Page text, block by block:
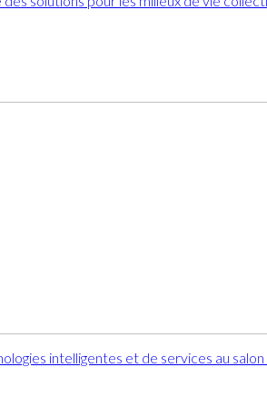
intelligentes et de services au